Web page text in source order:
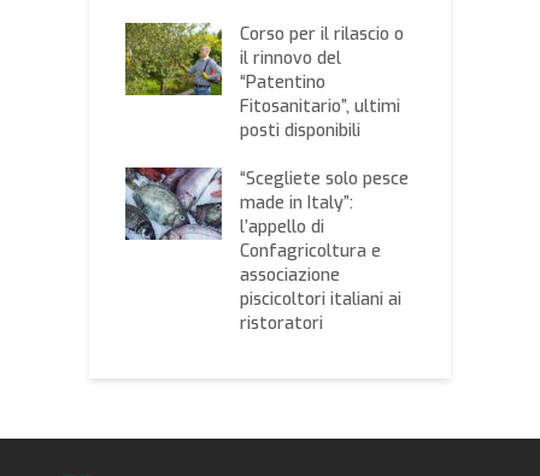
Corso per il rilascio o
il rinnovo del
“Patentino
Fitosanitario”, ultimi
posti disponibili
“Scegliete solo pesce
made in Italy”:
l’appello di
Confagricoltura e
associazione
piscicoltori italiani ai
ristoratori